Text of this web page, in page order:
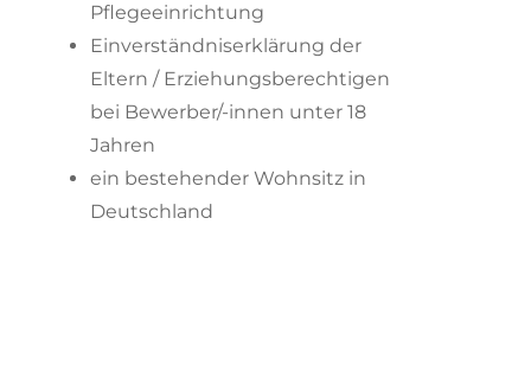
Pflegeeinrichtung
Einverständniserklärung der
Eltern / Erziehungsberechtigen
bei Bewerber/-innen unter 18
Jahren
ein bestehender Wohnsitz in
Deutschland